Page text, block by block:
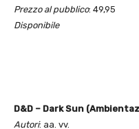
Prezzo al pubblico: 49,95
Disponibile
D&D – Dark Sun
Autori: aa. vv.